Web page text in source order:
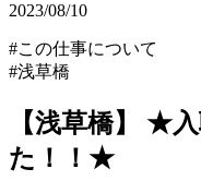
2023/08/10
#この仕事について
#浅草橋
【浅草橋】 ★
た！！★